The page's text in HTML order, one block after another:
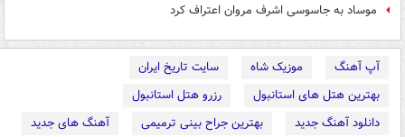
موساد به جاسوسی اشرف مروان اعتراف کرد
آپ آهنگ موزیک شاه
سایت تاریخ ایران
بهترین هتل های استانبول
رزرو هتل استانبول
دانلود آهنگ جدید
بهترین جراح بینی ترمیمی
آهنگ های جدید